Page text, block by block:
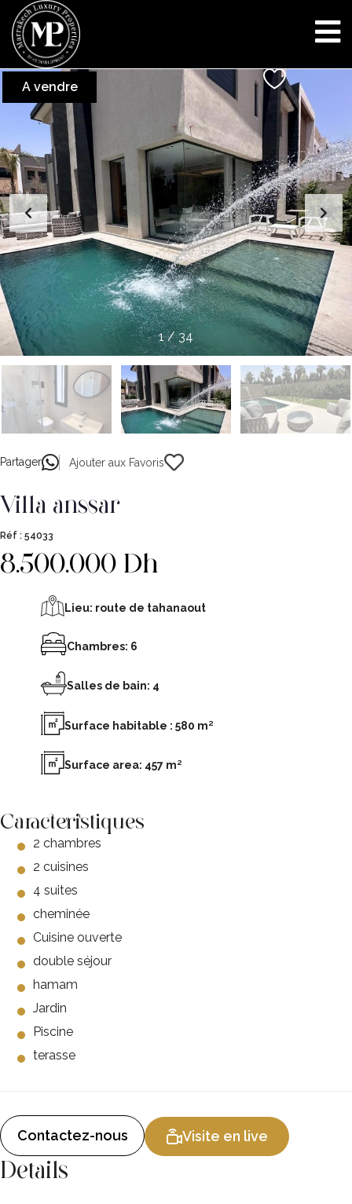
A vendre
1/34
Ajouter aux Favoris
Partager
villa anssar
Réf : 54033
8.500.000 Dh
Lieu: route de tahanaout
Chambres: 6
Salles de bain: 4
Surface habitable : 580 m²
Surface area: 457 m²
Caracteristiques
2 chambres
2 cuisines
4 suites
cheminée
Cuisine ouverte
double séjour
hamam
Jardin
Piscine
terasse
Contactez-nous Visite en live
Details